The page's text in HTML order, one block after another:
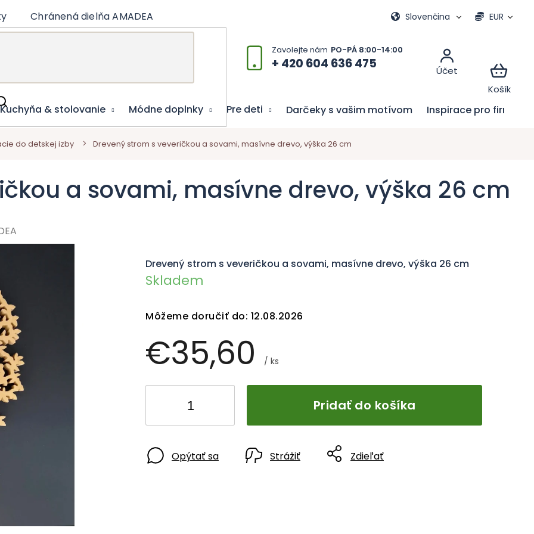
+ 420 604 636 475
Chránená dielňa AMADEA Moja objednávka EUR
Slovenčina
Kuchyňa & stolovanie Módne doplnky Pre deti Darčeky s vašim motívom Inspirace pro firmy
do detskej izby Drevený strom s veveričkou a sovami, masívne drevo, výška 26 cm
a sovami, masívne drevo, výška 26 cm
€35,60 / ks
Skladem
Môžeme doručiť do: 12.08.2026
Pridať do košíka
Drevený strom s veveričkou a sovami, masívne drevo, výška 26 cm
Opýtať sa Strážiť Zdieľať